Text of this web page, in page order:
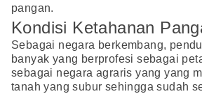
pangan.
Kondisi Ketahanan
Sebagai negara berkembang,
banyak yang berprofesi sebagai
sebagai negara agraris yang yang
tanah yang subur sehingga sudah